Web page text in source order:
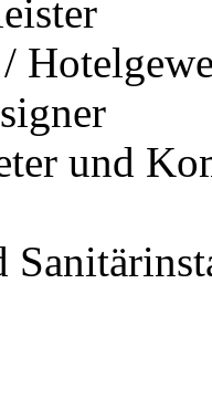
und